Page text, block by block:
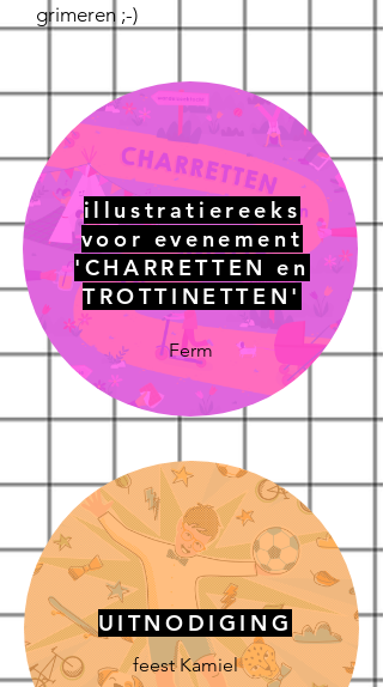
grimeren ;-)
Ferm
illustratiereeks
voor evenement
'CHARRETTEN en
TROTTINETTEN'
feest Kamiel
UITNODIGING